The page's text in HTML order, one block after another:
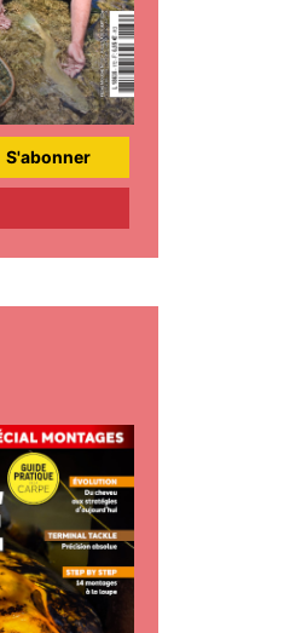
S'abonner